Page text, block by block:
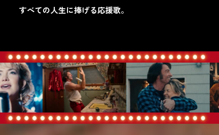
すべての人生に捧げる応援歌。